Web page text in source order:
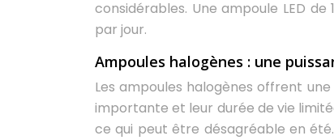
considérables. Une ampoule LED
par jour.
Ampoules halogènes : une
Les ampoules halogènes offrent
importante et leur durée de vie
ce qui peut être désagréable en